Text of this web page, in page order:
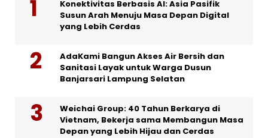
Konektivitas Berbasis AI: Asia Pasifik
Susun Arah Menuju Masa Depan Digital
yang Lebih Cerdas
AdaKami Bangun Akses Air Bersih dan
Sanitasi Layak untuk Warga Dusun
Banjarsari Lampung Selatan
Weichai Group: 40 Tahun Berkarya di
Vietnam, Bekerja sama Membangun Masa
Depan yang Lebih Hijau dan Cerdas